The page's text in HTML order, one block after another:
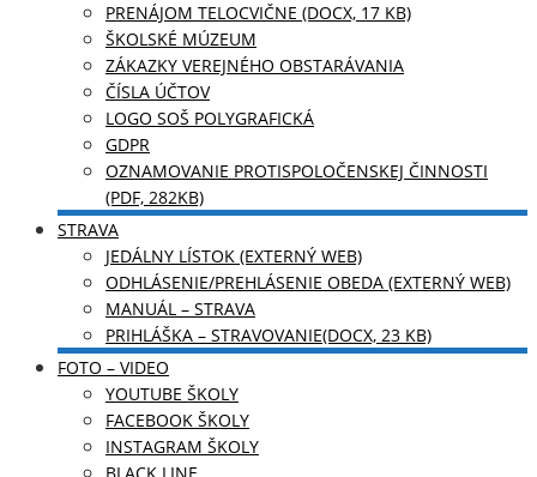
PRENÁJOM TELOCVIČNE (DOCX, 17 KB)
ŠKOLSKÉ MÚZEUM
ZÁKAZKY VEREJNÉHO OBSTARÁVANIA
ČÍSLA ÚČTOV
LOGO SOŠ POLYGRAFICKÁ
GDPR
OZNAMOVANIE PROTISPOLOČENSKEJ ČINNOSTI
(PDF, 282KB)
STRAVA
JEDÁLNY LÍSTOK (EXTERNÝ WEB)
ODHLÁSENIE/PREHLÁSENIE OBEDA (EXTERNÝ WEB)
MANUÁL – STRAVA
PRIHLÁŠKA – STRAVOVANIE(DOCX, 23 KB)
FOTO – VIDEO
YOUTUBE ŠKOLY
FACEBOOK ŠKOLY
INSTAGRAM ŠKOLY